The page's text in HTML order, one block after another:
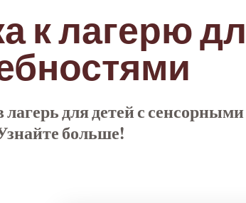
к лагерю
для детей с сенсорными
больше!